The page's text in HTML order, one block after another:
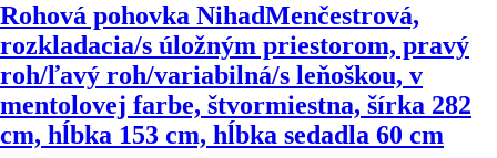
Rohová pohovka NihadMenčestrová,
rozkladacia/s úložným priestorom, pravý
roh/ľavý roh/variabilná/s leňoškou, v
mentolovej farbe, štvormiestna, šírka 282
cm, hĺbka 153 cm, hĺbka sedadla 60 cm